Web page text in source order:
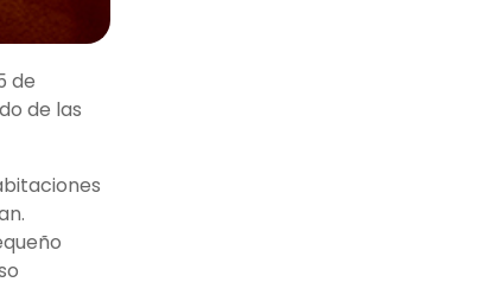
de
de las